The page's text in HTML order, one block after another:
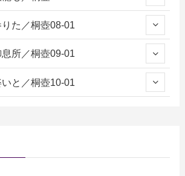
た／桐壺08-01
所／桐壺09-01
と／桐壺10-01